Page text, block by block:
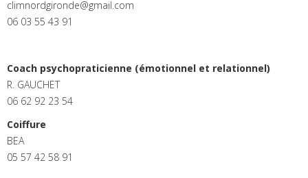
climnordgironde@gmail.com
06 03 55 43 91
Coach psychopraticienne (émotionnel et relationnel)
R. GAUCHET
06 62 92 23 54
Coiffure
BEA
05 57 42 58 91